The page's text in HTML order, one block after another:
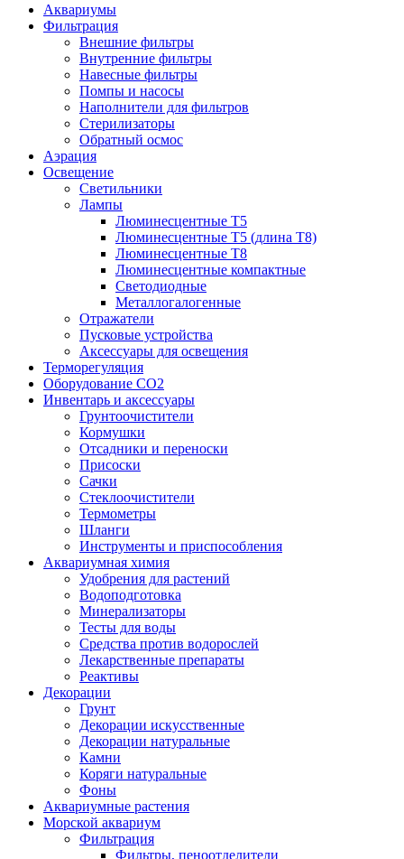
Аквариумы
Фильтрация
Внешние фильтры
Внутренние фильтры
Навесные фильтры
Помпы и насосы
Наполнители для фильтров
Стерилизаторы
Обратный осмос
Аэрация
Освещение
Светильники
Лампы
Люминесцентные T5
Люминесцентные T5 (длина T8)
Люминесцентные T8
Люминесцентные компактные
Светодиодные
Металлогалогенные
Отражатели
Пусковые устройства
Аксессуары для освещения
Терморегуляция
Оборудование CO2
Инвентарь и аксессуары
Грунтоочистители
Кормушки
Отсадники и переноски
Присоски
Сачки
Стеклоочистители
Термометры
Шланги
Инструменты и приспособления
Аквариумная химия
Удобрения для растений
Водоподготовка
Минерализаторы
Тесты для воды
Средства против водорослей
Лекарственные препараты
Реактивы
Декорации
Грунт
Декорации искусственные
Декорации натуральные
Камни
Коряги натуральные
Фоны
Аквариумные растения
Морской аквариум
Фильтрация
Фильтры, пеноотделители